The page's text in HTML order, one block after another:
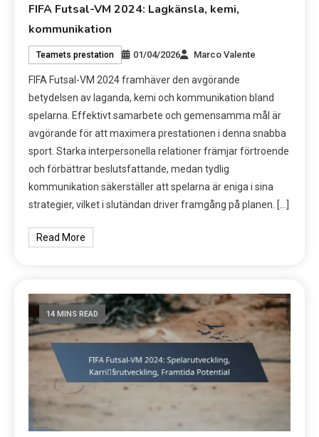
FIFA Futsal-VM 2024: Lagkänsla, kemi,
kommunikation
Teamets prestation 01/04/2026 Marco Valente
FIFA Futsal-VM 2024 framhäver den avgörande
betydelsen av laganda, kemi och kommunikation bland
spelarna. Effektivt samarbete och gemensamma mål är
avgörande för att maximera prestationen i denna snabba
sport. Starka interpersonella relationer främjar förtroende
och förbättrar beslutsfattande, medan tydlig
kommunikation säkerställer att spelarna är eniga i sina
strategier, vilket i slutändan driver framgång på planen. […]
Read More
14 MINS READ